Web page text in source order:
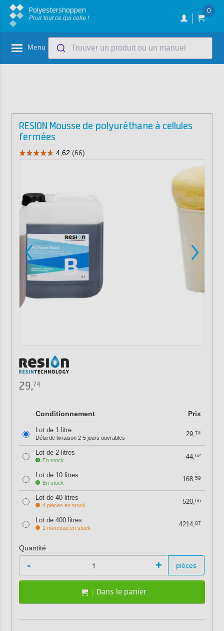
Polyestershoppen
Pour tout ce qui colle !
0
Menu Trouver un produit ou un manuel
RESION Mousse de polyuréthane à cellules
fermées
29,74
Conditionnement Prix
Lot de 1 litre
Délai de livraison 2-5 jours ouvrables 29,74
Lot de 2 litres
En stock 44,62
Lot de 10 litres
En stock 168,59
Lot de 40 litres
4 pièces en stock 520,66
Lot de 400 litres
1 morceau en stock 4214,87
Quantité
- + pièces
Dans le panier